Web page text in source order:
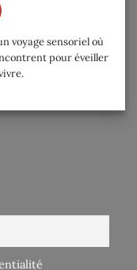
voyage sensoriel où
pour éveiller